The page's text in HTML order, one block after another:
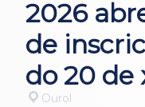
2026
de
do 20 de
Ourol